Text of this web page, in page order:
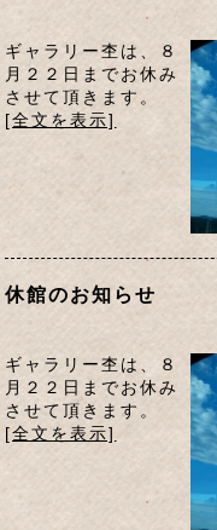
ギャラリー杢は、８
月２２日までお休み
させて頂きます。
[全文を表示]
休館のお知らせ
ギャラリー杢は、８
月２２日までお休み
させて頂きます。
[全文を表示]